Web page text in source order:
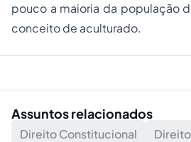
pouco a maioria da população
conceito de aculturado.
Assuntos relacionados
Direito Constitucional